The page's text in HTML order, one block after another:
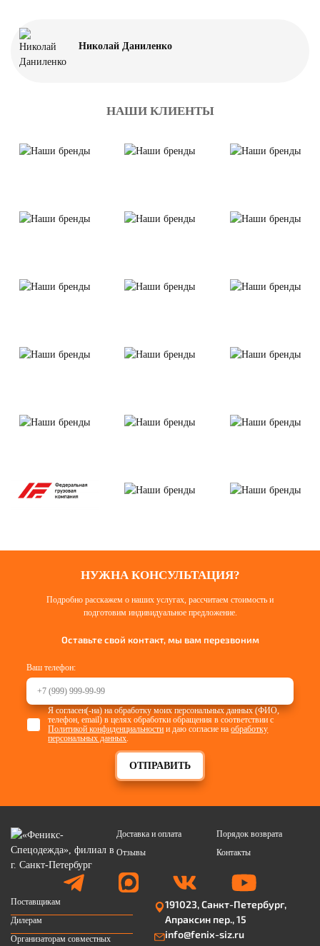
Николай Даниленко
НАШИ КЛИЕНТЫ
НУЖНА КОНСУЛЬТАЦИЯ?
Подробно расскажем о наших услугах, рассчитаем стоимость и
подготовим индивидуальное предложение.
Оставьте свой контакт, мы вам перезвоним
Ваш телефон:
ОТПРАВИТЬ
Я согласен(-на) на обработку моих персональных данных (ФИО,
телефон, email) в целях обработки обращения в соответствии с
Политикой конфиденциальности и даю согласие наобработку
персональных данных.
Доставка и оплата
Порядок возврата
Отзывы
Контакты
Поставщикам
Дилерам
Организаторам совместных
191023, Санкт-Петербург,
Апраксин пер., 15
info@fenix-siz.ru